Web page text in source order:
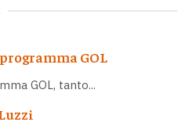
GOL
GOL, tanto...